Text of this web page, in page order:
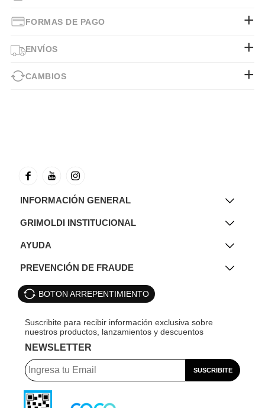
FORMAS DE PAGO
ENVÍOS
CAMBIOS
INFORMACIÓN GENERAL
GRIMOLDI INSTITUCIONAL
AYUDA
PREVENCIÓN DE FRAUDE
BOTON ARREPENTIMIENTO
NEWSLETTER